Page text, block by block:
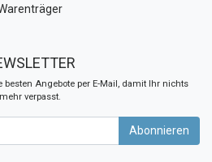
Angebote per E-Mail, damit Ihr nichts
mehr verpasst.
Abonnieren